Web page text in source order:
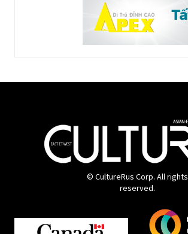
© CultureRus Corp. All rights
reserved.